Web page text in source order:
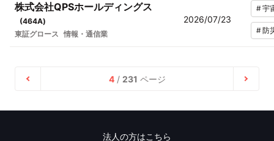
株式会社QPSホールディングス
(464A)
東証グロース 情報・通信業
2026/07/23
#宇
#防
4/ 231 ページ
法人の方はこちら